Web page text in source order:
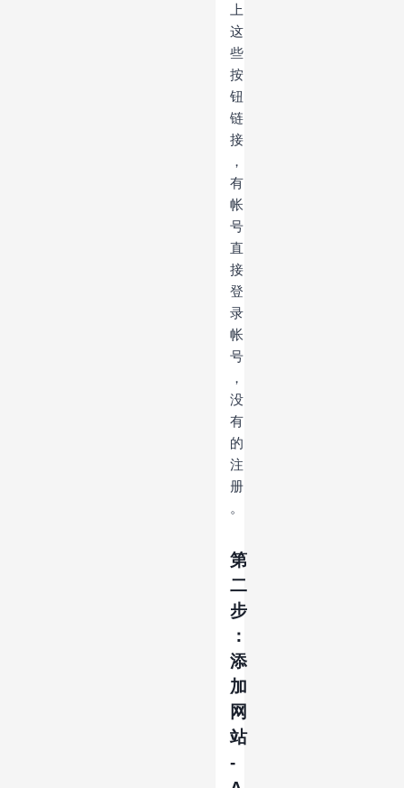
上
这
些
按
钮
链
接
，
有
帐
号
直
接
登
录
帐
号
，
没
有
的
注
册
。
第
二
步
：
添
加
网
站
-